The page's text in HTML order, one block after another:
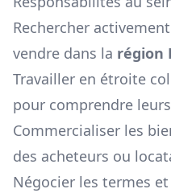
Rechercher
vendre dans la région
Travailler en étroite
pour comprendre
Commercialiser les
des acheteurs ou
Négocier les termes